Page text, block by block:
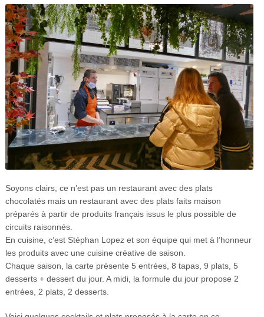
Soyons clairs, ce n’est pas un restaurant avec des plats
chocolatés mais un restaurant avec des plats faits maison
préparés à partir de produits français issus le plus possible de
circuits raisonnés.
En cuisine, c’est Stéphan Lopez et son équipe qui met à l’honneur
les produits avec une cuisine créative de saison.
Chaque saison, la carte présente 5 entrées, 8 tapas, 9 plats, 5
desserts + dessert du jour. A midi, la formule du jour propose 2
entrées, 2 plats, 2 desserts.